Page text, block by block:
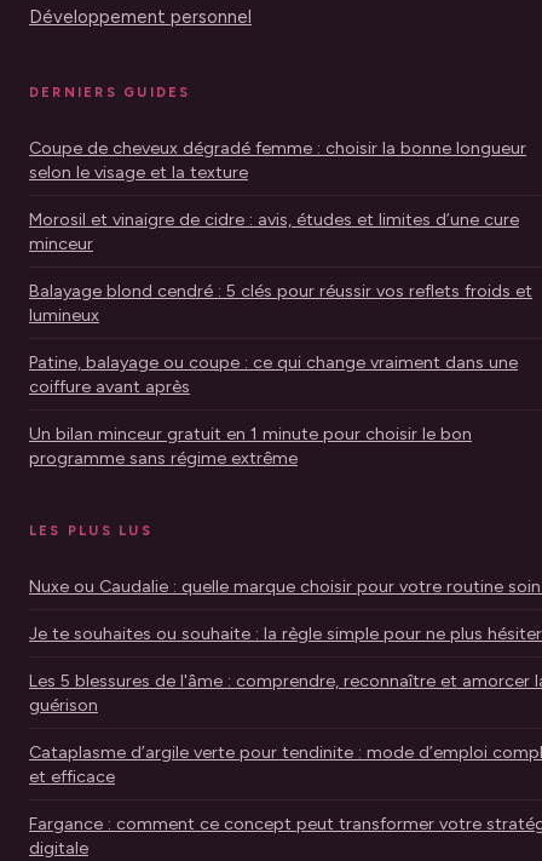
Développement personnel
DERNIERS GUIDES
Coupe de cheveux dégradé femme : choisir la bonne longueur
selon le visage et la texture
Morosil et vinaigre de cidre : avis, études et limites d’une cure
minceur
Balayage blond cendré : 5 clés pour réussir vos reflets froids et
lumineux
Patine, balayage ou coupe : ce qui change vraiment dans une
coiffure avant après
Un bilan minceur gratuit en 1 minute pour choisir le bon
programme sans régime extrême
LES PLUS LUS
Nuxe ou Caudalie : quelle marque choisir pour votre routine
Je te souhaites ou souhaite : la règle simple pour ne plus hésiter
Les 5 blessures de l'âme : comprendre, reconnaître et amorcer
guérison
Cataplasme d’argile verte pour tendinite : mode d’emploi
et efficace
Fargance : comment ce concept peut transformer votre
digitale